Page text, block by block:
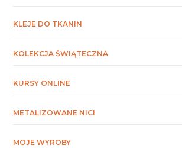
KLEJE DO TKANIN
KOLEKCJA ŚWIĄTECZNA
KURSY ONLINE
METALIZOWANE NICI
MOJE WYROBY